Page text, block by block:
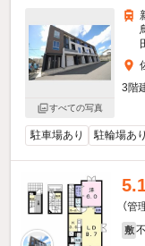
すべての写真
3階
駐車場あり 駐輪場あり
（管
敷